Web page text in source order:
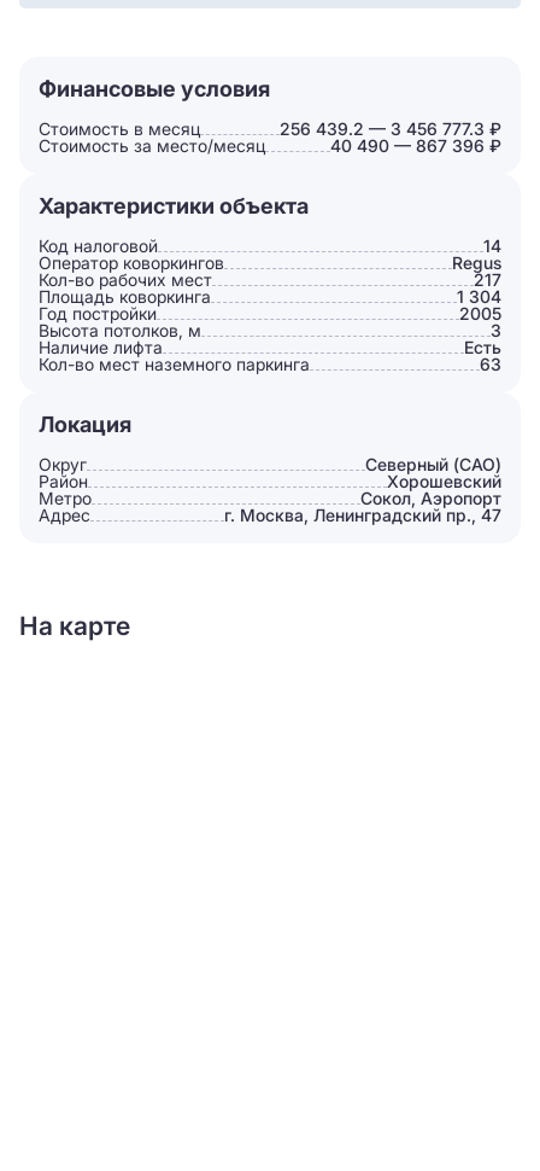
Финансовые условия
Стоимость в месяц
256 439.2 — 3 456 777.3 ₽
Стоимость за место/месяц
40 490 — 867 396 ₽
Характеристики объекта
Код налоговой
14
Оператор коворкингов
Regus
Кол-во рабочих мест
217
Площадь коворкинга
1 304
Год постройки
2005
Высота потолков, м
3
Наличие лифта
Есть
Кол-во мест наземного паркинга
63
Локация
Округ
Северный (САО)
Район
Хорошевский
Метро
Сокол, Аэропорт
Адрес
г. Москва, Ленинградский пр., 47
На карте